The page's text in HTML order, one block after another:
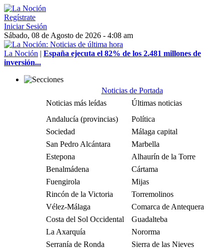
Regístrate
Iniciar Sesión
Sábado, 08 de Agosto de 2026 - 4:08 am
La Noción | España ejecuta el 82% de los 2.481 millones de
inversión...
Noticias de Portada
Noticias más leídas
Últimas noticias
Andalucía (provincias)
Política
Sociedad
Málaga capital
San Pedro Alcántara
Marbella
Estepona
Alhaurín de la Torre
Benalmádena
Cártama
Fuengirola
Mijas
Rincón de la Victoria
Torremolinos
Vélez-Málaga
Comarca de Antequera
Costa del Sol Occidental
Guadalteba
La Axarquía
Nororma
Serranía de Ronda
Sierra de las Nieves